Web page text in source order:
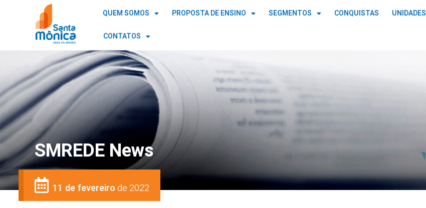
QUEM SOMOS PROPOSTA DE ENSINO SEGMENTOS CONQUISTAS UNIDADES
CONTATOS
SMREDE News
11 de fevereirode 2022